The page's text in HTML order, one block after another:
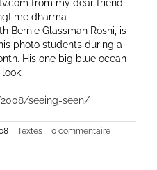
from my dear friend
dharma
Bernie Glassman Roshi, is
photo students during a
His one big blue ocean
seeing-seen/
Textes 0 commentaire